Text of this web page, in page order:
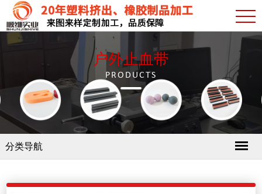
户外止血带
PRODUCTS
分类导航